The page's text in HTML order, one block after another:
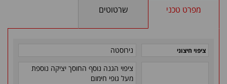
מפרט טכני שרטוטים
ציפוי חיצוני
נירוסטה
ציפוי הגנה נוסף החוסך יציקה נוספת
מעל גופי חימום